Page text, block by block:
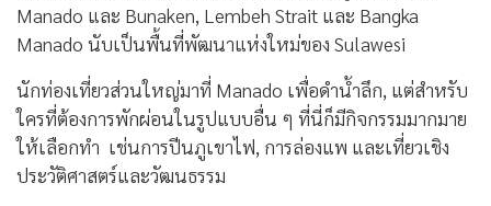
Manado และ Bunaken, Lembeh Strait และ Bangka
Manado นับเป็นพื้นที่พัฒนาแห่งใหม่ของ Sulawesi
นักท่องเที่ยวส่วนใหญ่มาที่ Manado เพื่อดำน้ำลึก, แต่สำหรับ
ใครที่ต้องการพักผ่อนในรูปแบบอื่น ๆ ที่นี่ก็มีกิจกรรมมากมาย
ให้เลือกทำ เช่นการปีนภูเขาไฟ, การล่องแพ และเที่ยวเชิง
ประวัติศาสตร์และวัฒนธรรม